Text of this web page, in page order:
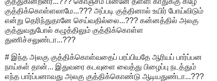
குத்திக்கொள்ளலாமே...??? அப்படி குத்தினால் உயிர் போய்விடும்
என்று தெரிந்துதானே செய்வதில்லை...??? கன்னத்தில் அலகு
குத்துவதுபோல் கழுத்திலும் குத்திக்கொள்ள
துணிச்சலுண்டா...???
# இந்த அலகு குத்திக்கொள்வதைப் பரப்பியதே ஆரியப் பார்ப்பன
நாய்கள் தான்... இதுவரை கடவுளை வைத்து பிழைப்பு நடத்தும்
எந்த பார்ப்பனாவது அலகு குத்திக்கொண்டு ஆடியதுண்டா...???